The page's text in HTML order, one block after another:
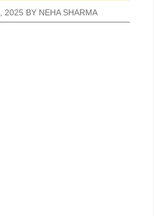
2025 BY NEHA SHARMA